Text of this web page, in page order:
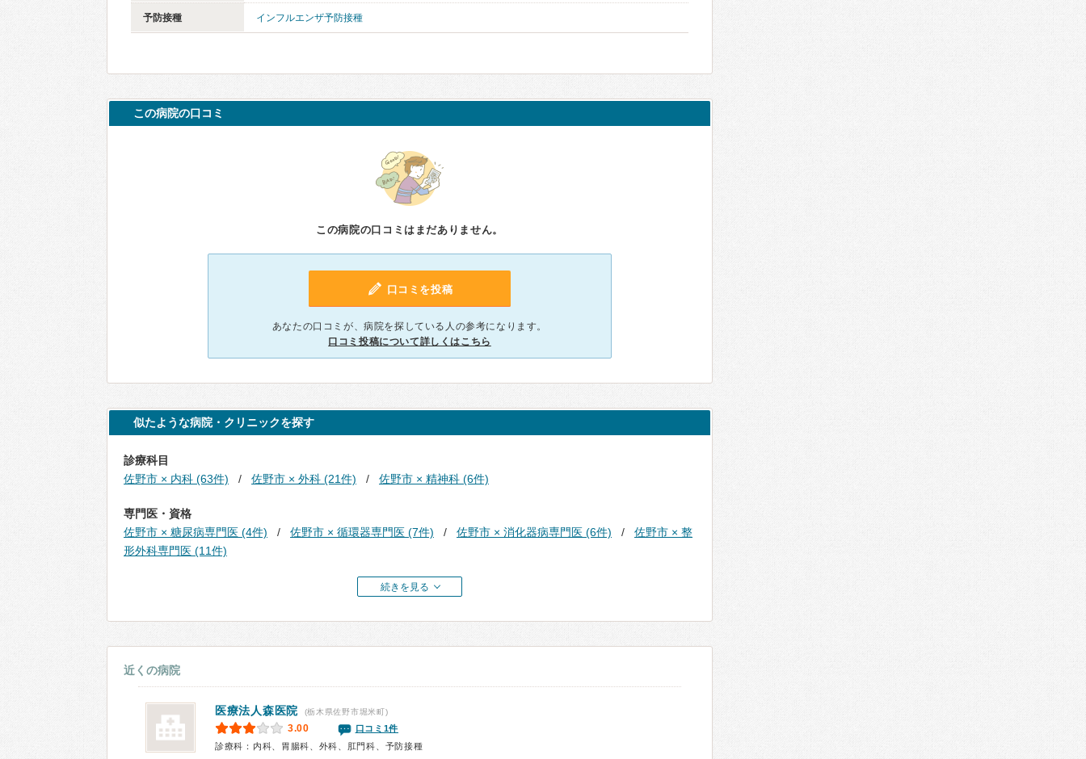
予防接種 インフルエンザ予防接種
この病院の口コミ
この病院の口コミはまだありません。
口コミを投稿
あなたの口コミが、病院を探している人の参考になります。
口コミ投稿について詳しくはこちら
似たような病院・クリニックを探す
診療科目
佐野市 × 内科 (63件)
佐野市 × 外科 (21件) 佐野市 × 精神科 (6件)
専門医・資格
佐野市 × 糖尿病専門医 (4件)
佐野市 × 循環器専門医 (7件) 佐野市 × 消化器病専門医 (6件)
佐野市 × 整
形外科専門医 (11件)
続きを見る
近くの病院
医療法人森医院 (栃木県佐野市堀米町)
3.00
口コミ1件
診療科：内科、胃腸科、外科、肛門科、予防接種